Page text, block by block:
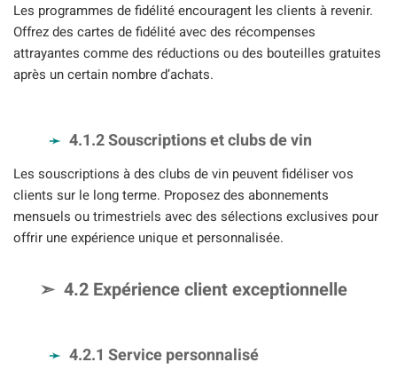
Les programmes de fidélité encouragent les clients à revenir.
Offrez des cartes de fidélité avec des récompenses
attrayantes comme des réductions ou des bouteilles gratuites
après un certain nombre d’achats.
4.1.2 Souscriptions et clubs de vin
Les souscriptions à des clubs de vin peuvent fidéliser vos
clients sur le long terme. Proposez des abonnements
mensuels ou trimestriels avec des sélections exclusives pour
offrir une expérience unique et personnalisée.
4.2 Expérience client exceptionnelle
4.2.1 Service personnalisé